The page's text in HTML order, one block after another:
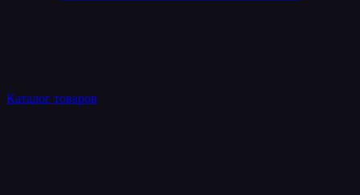
Каталог товаров